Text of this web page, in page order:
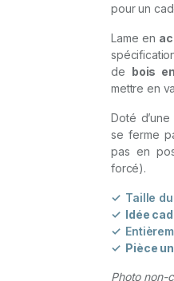
pour un
Lame en
de bois
mettre en
Doté
se ferme
pas en
forcé).
Taille
Idée
Pièce
Photo non-